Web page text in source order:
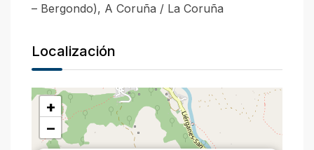
– Bergondo), A Coruña / La Coruña
Localización
+
−